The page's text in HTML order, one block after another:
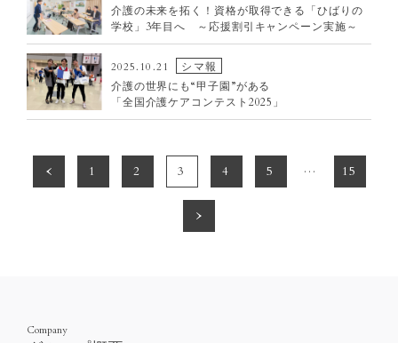
介護の未来を拓く！資格が取得できる「ひばりの
学校」3年目へ ～応援割引キャンペーン実施～
2025.10.21
シマ報
介護の世界にも“甲子園”がある
「全国介護ケアコンテスト2025」
1 2 3 4 5 … 15
Company